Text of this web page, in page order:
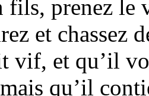
fils, prenez le
et chassez
vif, et qu’il
qu’il